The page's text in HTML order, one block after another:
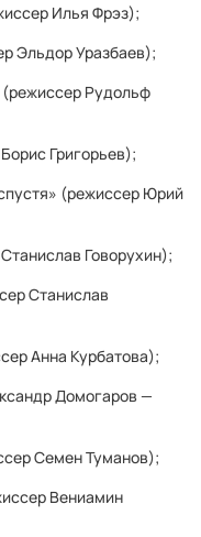
Илья Фрэз);
Эльдор Уразбаев);
Рудольф
Григорьев);
(режиссер Юрий
Говорухин);
Станислав
Анна Курбатова);
Домогаров —
Семен Туманов);
Вениамин